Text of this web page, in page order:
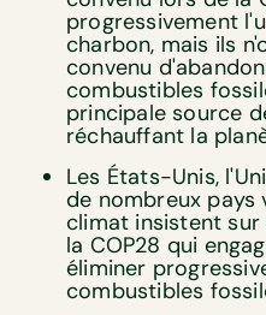
progressivement
charbon, mais ils
convenu
combustibles
principale source
réchauffant la
Les États-Unis,
de nombreux pays
climat insistent
la COP28 qui
éliminer
combustibles